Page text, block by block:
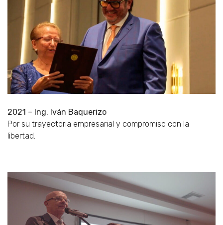
2021 – Ing. Iván Baquerizo
Por su trayectoria empresarial y compromiso con la
libertad.